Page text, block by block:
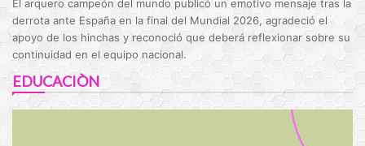
El arquero campeón del mundo publicó un emotivo mensaje tras la
derrota ante España en la final del Mundial 2026, agradeció el
apoyo de los hinchas y reconoció que deberá reflexionar sobre su
continuidad en el equipo nacional.
EDUCACIÒN